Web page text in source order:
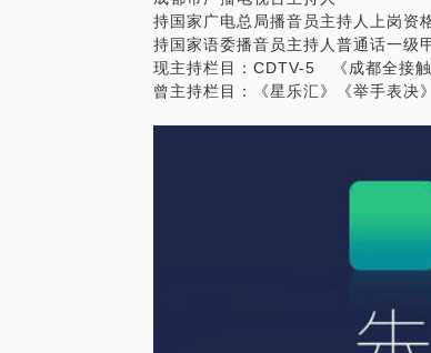
持国家广电总局播音员主持人上岗资
持国家语委播音员主持人普通话一级
现主持栏目：CDTV-5 《成都全接触
曾主持栏目：《星乐汇》《举手表决